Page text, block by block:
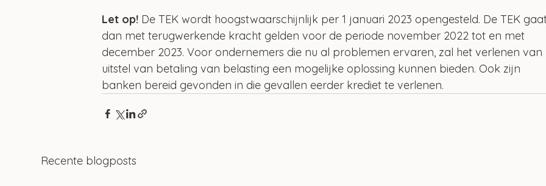
Let op! De TEK wordt hoogstwaarschijnlijk per 1 januari 2023 opengesteld. De TEK
dan met terugwerkende kracht gelden voor de periode november 2022 tot en met
december 2023. Voor ondernemers die nu al problemen ervaren, zal het verlenen van
uitstel van betaling van belasting een mogelijke oplossing kunnen bieden. Ook zijn
banken bereid gevonden in die gevallen eerder krediet te verlenen.
Recente blogposts